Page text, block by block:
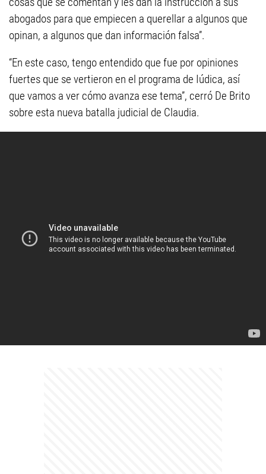
abogados para que empiecen a querellar a algunos que
opinan, a algunos que dan información falsa”.
“En este caso, tengo entendido que fue por opiniones
fuertes que se vertieron en el programa de Iúdica, así
que vamos a ver cómo avanza ese tema”, cerró De Brito
sobre esta nueva batalla judicial de Claudia.